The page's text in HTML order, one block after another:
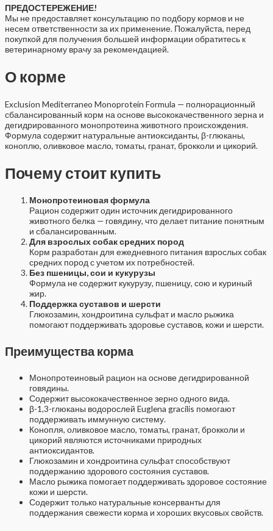
ПРЕДОСТЕРЕЖЕНИЕ!
Мы не предоставляет консультацию по подбору кормов и не
несем ответственности за их применение. Пожалуйста, перед
покупкой для получения большей информации обратитесь к
ветеринарному врачу за рекомендацией.
О корме
Exclusion Mediterraneo Monoprotein Formula — полнорационный
сбалансированный корм на основе высококачественного зерна и
дегидрированного монопротеина животного происхождения.
Формула содержит натуральные антиоксиданты, β-глюканы,
коноплю, оливковое масло, томаты, гранат, брокколи и цикорий.
Почему стоит купить
Монопротеиновая формула
Рацион содержит один источник дегидрированного
животного белка — говядину, что делает питание понятным
и сбалансированным.
Для взрослых собак средних пород
Корм разработан для ежедневного питания взрослых собак
средних пород с учетом их потребностей.
Без пшеницы, сои и кукурузы
Формула не содержит кукурузу, пшеницу, сою и куриный
жир.
Поддержка суставов и шерсти
Глюкозамин, хондроитина сульфат и масло рыжика
помогают поддерживать здоровье суставов, кожи и шерсти.
Преимущества корма
Монопротеиновый рацион на основе дегидрированной
говядины.
Содержит высококачественное зерно одного вида.
β-1,3-глюканы водорослей Euglena gracilis помогают
поддерживать иммунную систему.
Конопля, оливковое масло, томаты, гранат, брокколи и
цикорий являются источниками природных
антиоксидантов.
Глюкозамин и хондроитина сульфат способствуют
поддержанию здорового состояния суставов.
Масло рыжика помогает поддерживать здоровое состояние
кожи и шерсти.
Содержит только натуральные консерванты для
поддержания свежести корма и хороших вкусовых свойств.